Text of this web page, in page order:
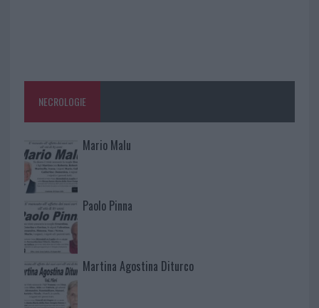
NECROLOGIE
Mario Malu
Paolo Pinna
Martina Agostina Diturco